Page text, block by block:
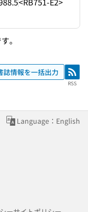
。
誌情報を一括出力 RSS
RSS
Language：English